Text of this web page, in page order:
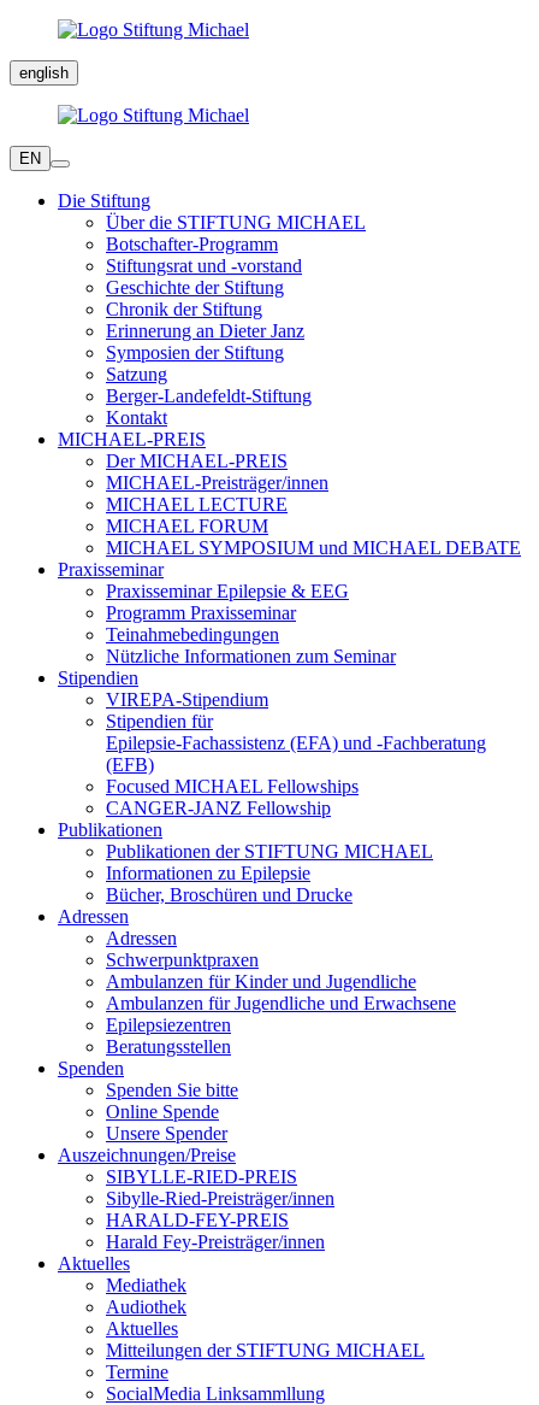
english
EN
Die Stiftung
Über die STIFTUNG MICHAEL
Botschafter-Programm
Stiftungsrat und -vorstand
Geschichte der Stiftung
Chronik der Stiftung
Erinnerung an Dieter Janz
Symposien der Stiftung
Satzung
Berger-Landefeldt-Stiftung
Kontakt
MICHAEL-PREIS
Der MICHAEL-PREIS
MICHAEL-Preisträger/innen
MICHAEL LECTURE
MICHAEL FORUM
MICHAEL SYMPOSIUM und MICHAEL DEBATE
Praxisseminar
Praxisseminar Epilepsie & EEG
Programm Praxisseminar
Teinahmebedingungen
Nützliche Informationen zum Seminar
Stipendien
VIREPA-Stipendium
Stipendien für
Epilepsie-Fachassistenz (EFA) und -Fachberatung
(EFB)
Focused MICHAEL Fellowships
CANGER-JANZ Fellowship
Publikationen
Publikationen der STIFTUNG MICHAEL
Informationen zu Epilepsie
Bücher, Broschüren und Drucke
Adressen
Adressen
Schwerpunktpraxen
Ambulanzen für Kinder und Jugendliche
Ambulanzen für Jugendliche und Erwachsene
Epilepsiezentren
Beratungsstellen
Spenden
Spenden Sie bitte
Online Spende
Unsere Spender
Auszeichnungen/Preise
SIBYLLE-RIED-PREIS
Sibylle-Ried-Preisträger/innen
HARALD-FEY-PREIS
Harald Fey-Preisträger/innen
Aktuelles
Mediathek
Audiothek
Aktuelles
Mitteilungen der STIFTUNG MICHAEL
Termine
SocialMedia Linksammllung